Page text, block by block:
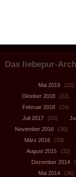
Das liebepur-
Mai 2019 (22)
Oktober 2018
(22)
Februar 2018
(24)
Juli 2017
(20)
November 2016
(36)
März 2016
(33)
August 2015
(32)
Dezember 2014
Mai 2014
(36)